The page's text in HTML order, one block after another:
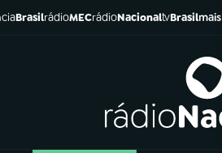
BrasilrádioMECrádioNacionaltvBrasilmais